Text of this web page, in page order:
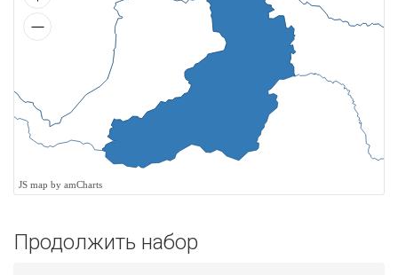
JS map by amCharts
Продолжить набор